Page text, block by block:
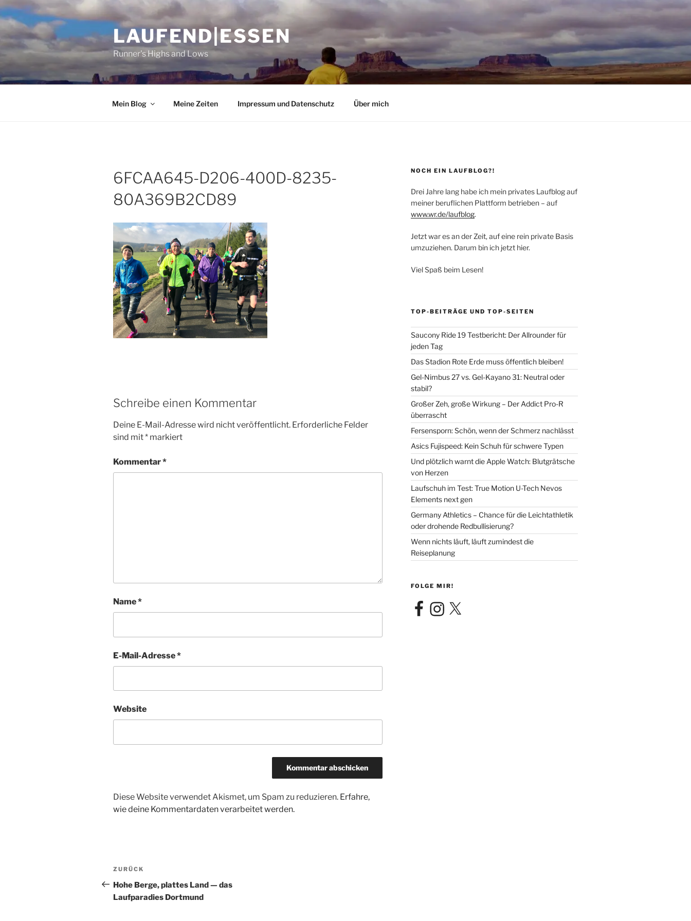
Zum
Inhalt
springen
LAUFEND|ESSEN
Runner's Highs and Lows
Mein Blog Meine Zeiten Impressum und Datenschutz Über mich
6FCAA645-D206-400D-8235-
80A369B2CD89
Schreibe einen Kommentar
Deine E-Mail-Adresse wird nicht veröffentlicht. Erforderliche Felder
sind mit* markiert
Kommentar*
Name*
E-Mail-Adresse*
Website
Diese Website verwendet Akismet, um Spam zu reduzieren. Erfahre,
wie deine Kommentardaten verarbeitet werden.
Beitragsnavigation
Vorheriger
Beitrag
ZURÜCK
Hohe Berge, plattes Land — das
Laufparadies Dortmund
NOCH EIN LAUFBLOG?!
Drei Jahre lang habe ich mein privates Laufblog auf
meiner beruflichen Plattform betrieben – auf
www.wr.de/laufblog.
Jetzt war es an der Zeit, auf eine rein private Basis
umzuziehen. Darum bin ich jetzt hier.
Viel Spaß beim Lesen!
TOP-BEITRÄGE UND TOP-SEITEN
Saucony Ride 19 Testbericht: Der Allrounder für
jeden Tag
Das Stadion Rote Erde muss öffentlich bleiben!
Gel-Nimbus 27 vs. Gel-Kayano 31: Neutral oder
stabil?
Großer Zeh, große Wirkung – Der Addict Pro-R
überrascht
Fersensporn: Schön, wenn der Schmerz nachlässt
Asics Fujispeed: Kein Schuh für schwere Typen
Und plötzlich warnt die Apple Watch: Blutgrätsche
von Herzen
Laufschuh im Test: True Motion U-Tech Nevos
Elements next gen
Germany Athletics – Chance für die Leichtathletik
oder drohende Redbullisierung?
Wenn nichts läuft, läuft zumindest die
Reiseplanung
FOLGE MIR!
FacebookInstagram
X